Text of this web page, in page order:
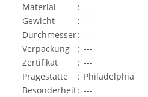
Material
: ---
Gewicht
: ---
Durchmesser: ---
Verpackung
: ---
Zertifikat
: ---
Prägestätte
: Philadelphia
Besonderheit: ---